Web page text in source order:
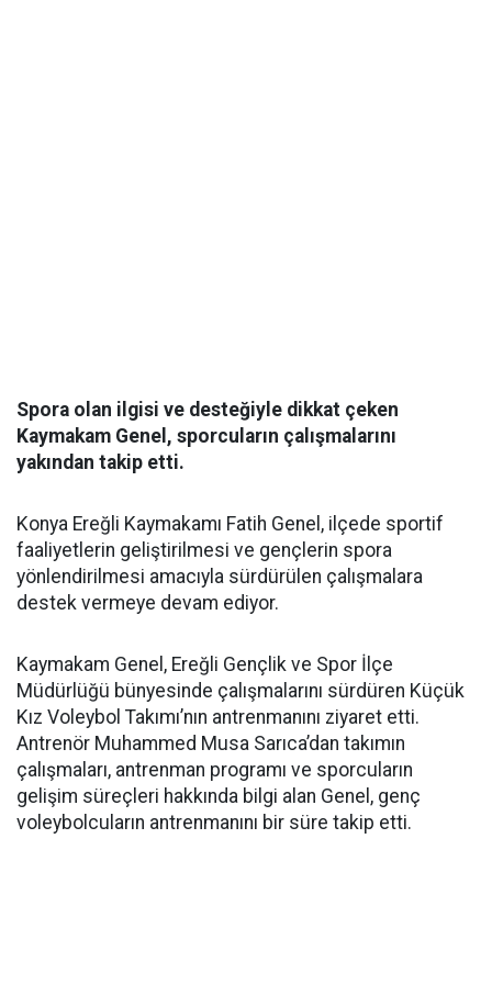
Spora olan ilgisi ve desteğiyle dikkat çeken
Kaymakam Genel, sporcuların çalışmalarını
yakından takip etti.
Konya Ereğli Kaymakamı Fatih Genel, ilçede sportif
faaliyetlerin geliştirilmesi ve gençlerin spora
yönlendirilmesi amacıyla sürdürülen çalışmalara
destek vermeye devam ediyor.
Kaymakam Genel, Ereğli Gençlik ve Spor İlçe
Müdürlüğü bünyesinde çalışmalarını sürdüren Küçük
Kız Voleybol Takımı’nın antrenmanını ziyaret etti.
Antrenör Muhammed Musa Sarıca’dan takımın
çalışmaları, antrenman programı ve sporcuların
gelişim süreçleri hakkında bilgi alan Genel, genç
voleybolcuların antrenmanını bir süre takip etti.